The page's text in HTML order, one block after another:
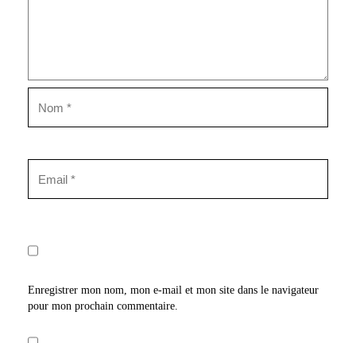
Enregistrer mon nom, mon e-mail et mon site dans le navigateur
pour mon prochain commentaire.